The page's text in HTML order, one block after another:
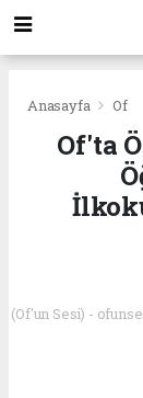
Anasayfa Of
Of'ta
(Of'un Sesi) -